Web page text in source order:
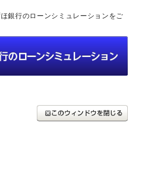
銀行のローンシミュレーションをご